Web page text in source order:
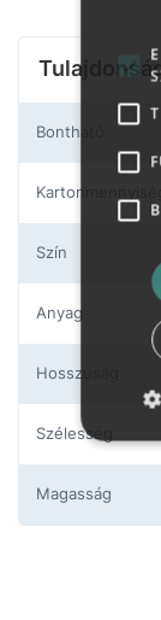
Bontható
Kartonmennyiség
Szín
Anyag
Hosszúság
Szélesség
Magasság